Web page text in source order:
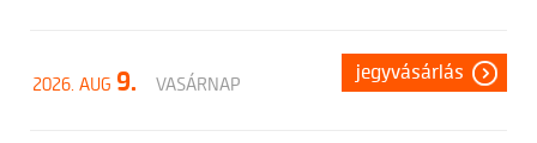
2026. AUG 9. VASÁRNAP
jegyvásárlás